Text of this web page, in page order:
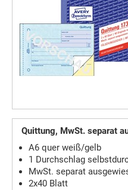
Quittung, MwSt. separat
A6 quer weiß/gelb
1 Durchschlag
MwSt. separat
2x40 Blatt